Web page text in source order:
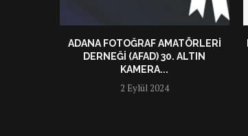
ADANA FOTOĞRAF AMATÖRLERI
DERNEĞI (AFAD) 30. ALTIN
KAMERA...
2 Eylül 2024